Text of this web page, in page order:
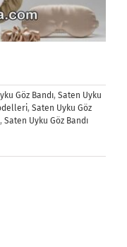
Göz Bandı, Saten Uyku
, Saten Uyku Göz
, Saten Uyku Göz Bandı